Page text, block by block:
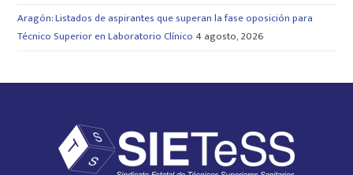
Aragón: Listados de aspirantes que superan la fase oposición para
Técnico Superior en Laboratorio Clínico 4 agosto, 2026